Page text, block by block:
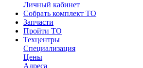
Личный кабинет
Собрать комплект ТО
Запчасти
Пройти ТО
Техцентры
Специализация
Цены
Адреса